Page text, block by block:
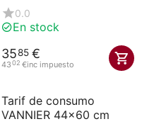
0.0
En stock
3585 €
4302 €inc impuesto
Tarif de consumo
VANNIER 44x60 cm